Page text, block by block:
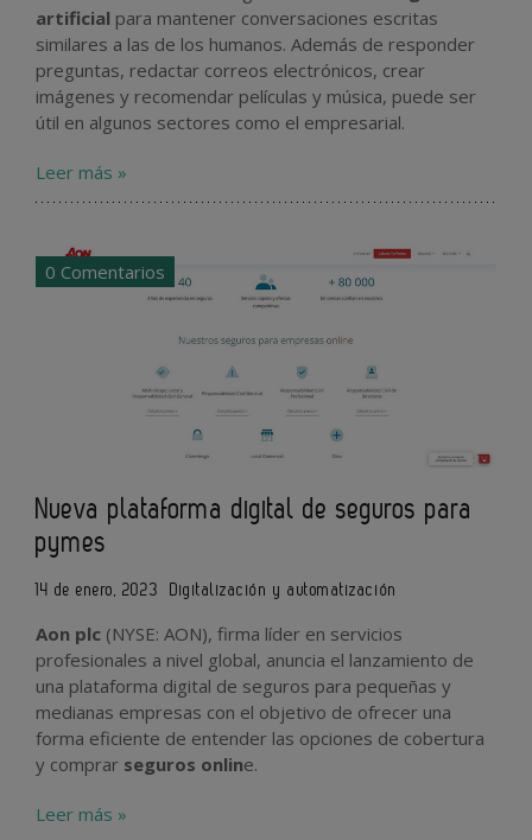
artificial para mantener conversaciones escritas
similares a las de los humanos. Además de responder
preguntas, redactar correos electrónicos, crear
imágenes y recomendar películas y música, puede ser
útil en algunos sectores como el empresarial.
Leer más »
0 Comentarios
Nueva plataforma digital de seguros para
pymes
14 de enero, 2023 Digitalización y automatización
Aon plc (NYSE: AON), firma líder en servicios
profesionales a nivel global, anuncia el lanzamiento de
una plataforma digital de seguros para pequeñas y
medianas empresas con el objetivo de ofrecer una
forma eficiente de entender las opciones de cobertura
y comprar seguros online.
Leer más »